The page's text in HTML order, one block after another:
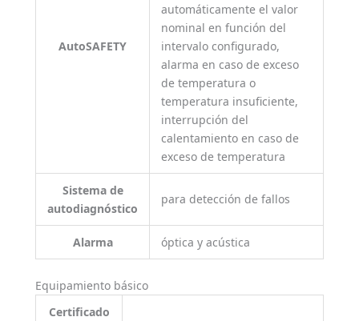
AutoSAFETY
automáticamente el valor
nominal en función del
intervalo configurado,
alarma en caso de exceso
de temperatura o
temperatura insuficiente,
interrupción del
calentamiento en caso de
exceso de temperatura
Sistema de
autodiagnóstico
para detección de fallos
Alarma óptica y acústica
Equipamiento básico
Certificado